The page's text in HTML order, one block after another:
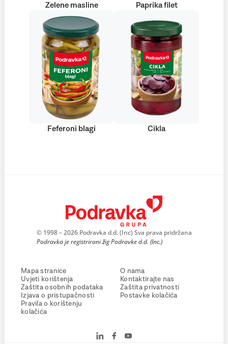
Zelene masline Paprika filet
Feferoni blagi Cikla
© 1998 – 2026 Podravka d.d. (Inc) Sva prava pridržana
Podravka je registrirani žig Podravke d.d. (Inc.)
Mapa stranice
Uvjeti korištenja
Zaštita osobnih podataka
Izjava o pristupačnosti
Pravila o korištenju
kolačića
O nama
Kontaktirajte nas
Zaštita privatnosti
Postavke kolačića